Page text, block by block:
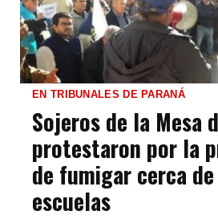
EN TRIBUNALES DE PARANÁ
Sojeros de la Mesa
protestaron por la
de fumigar cerca
escuelas